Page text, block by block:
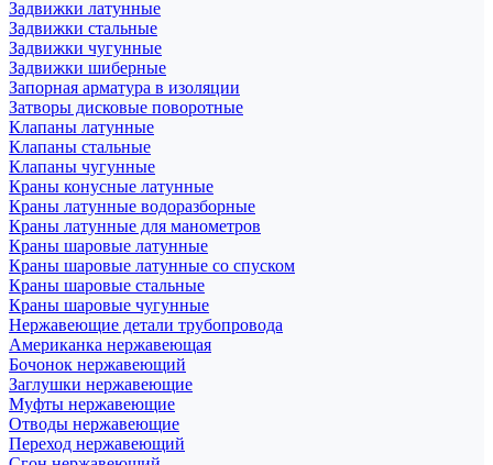
Задвижки латунные
Задвижки стальные
Задвижки чугунные
Задвижки шиберные
Запорная арматура в изоляции
Затворы дисковые поворотные
Клапаны латунные
Клапаны стальные
Клапаны чугунные
Краны конусные латунные
Краны латунные водоразборные
Краны латунные для манометров
Краны шаровые латунные
Краны шаровые латунные со спуском
Краны шаровые стальные
Краны шаровые чугунные
Нержавеющие детали трубопровода
Американка нержавеющая
Бочонок нержавеющий
Заглушки нержавеющие
Муфты нержавеющие
Отводы нержавеющие
Переход нержавеющий